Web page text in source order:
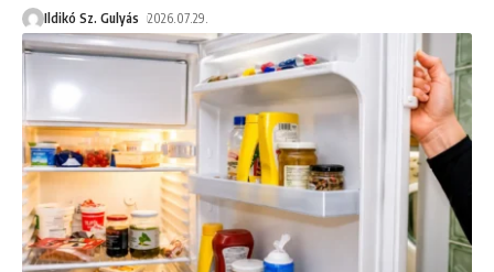
Ildikó Sz. Gulyás 2026.07.29.